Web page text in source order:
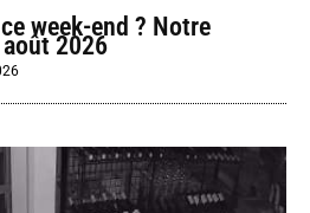
week-end ? Notre
2026